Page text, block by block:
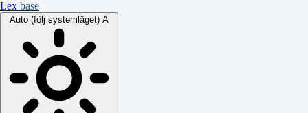
Lex base
Auto (följ systemläget) A